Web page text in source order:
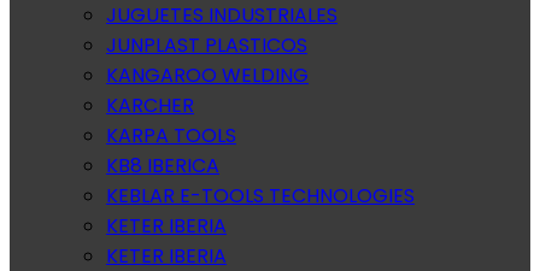
JUGUETES INDUSTRIALES
JUNPLAST PLASTICOS
KANGAROO WELDING
KARCHER
KARPA TOOLS
KB8 IBERICA
KEBLAR E-TOOLS TECHNOLOGIES
KETER IBERIA
KETER IBERIA